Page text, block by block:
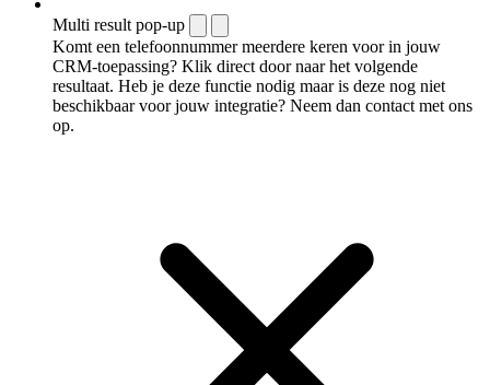
Multi result pop-up
Komt een telefoonnummer meerdere keren voor in jouw
CRM-toepassing? Klik direct door naar het volgende
resultaat. Heb je deze functie nodig maar is deze nog niet
beschikbaar voor jouw integratie? Neem dan contact met ons
op.